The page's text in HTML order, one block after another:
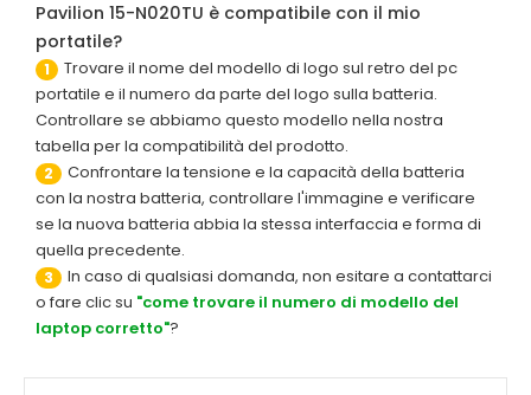
Pavilion 15-N020TU è compatibile con il mio
portatile?
1
Trovare il nome del modello di logo sul retro del pc
portatile e il numero da parte del logo sulla batteria.
Controllare se abbiamo questo modello nella nostra
tabella per la compatibilità del prodotto.
2
Confrontare la tensione e la capacità della batteria
con la nostra batteria, controllare l'immagine e verificare
se la nuova batteria abbia la stessa interfaccia e forma di
quella precedente.
3
In caso di qualsiasi domanda, non esitare a contattarci
o fare clic su "come trovare il numero di modello del
laptop corretto"?